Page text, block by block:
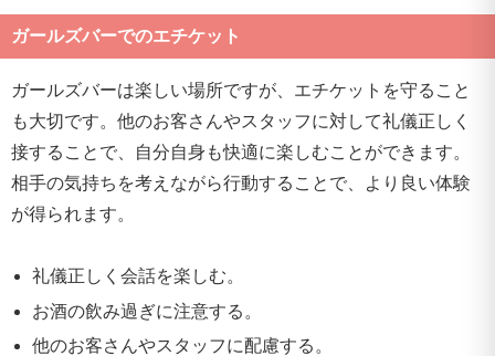
ガールズバーでのエチケット
ガールズバーは楽しい場所ですが、エチケットを守ること
も大切です。他のお客さんやスタッフに対して礼儀正しく
接することで、自分自身も快適に楽しむことができます。
相手の気持ちを考えながら行動することで、より良い体験
が得られます。
礼儀正しく会話を楽しむ。
お酒の飲み過ぎに注意する。
他のお客さんやスタッフに配慮する。